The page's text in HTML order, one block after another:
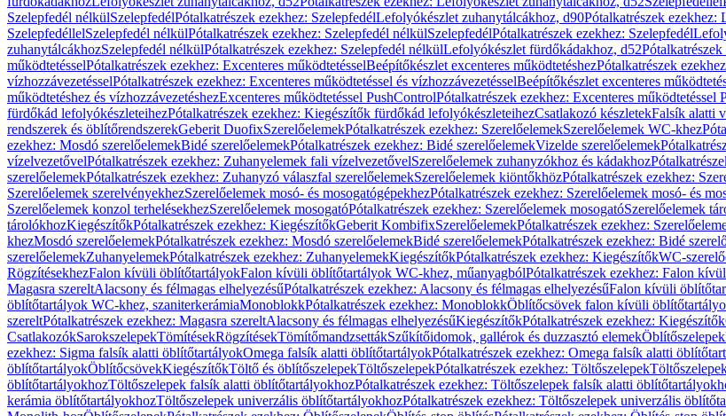
Szelepfedél nélkülSzelepfedélPótalkatrészek ezekhez: SzelepfedélLefolyókészlet zuhanytálcákhoz, d90Pótalkatrészek
SzelepfedéllelSzelepfedél nélkülPótalkatrészek ezekhez: Szelepfedél nélkülSzelepfedélPótalkatrészek ezekhez: Szelepfedél
zuhanytálcákhozSzelepfedél nélkülPótalkatrészek ezekhez: Szelepfedél nélkülLefolyókészlet fürdőkádakhoz, d52
működtetésselPótalkatrészek ezekhez: Excenteres működtetésselBeépítőkészlet excenteres működtetéshezPótalkatrészek
vízhozzávezetésselPótalkatrészek ezekhez: Excenteres működtetéssel és vízhozzávezetésselBeépítőkészlet excenteres
működtetéshez és vízhozzávezetéshezExcenteres működtetéssel PushControlPótalkatrészek ezekhez: Excenteres működtetéssel
fürdőkád lefolyókészleteihezPótalkatrészek ezekhez: Kiegészítők fürdőkád lefolyókészleteihezCsatlakozó készletekFalsík alatti
rendszerek és öblítőrendszerekGeberit DuofixSzerelőelemekPótalkatrészek ezekhez: SzerelőelemekSzerelőelemek WC-khez
ezekhez: Mosdó szerelőelemekBidé szerelőelemekPótalkatrészek ezekhez: Bidé szerelőelemekVizelde szerelőelemek
vízelvezetővelPótalkatrészek ezekhez: Zuhanyelemek fali vízelvezetővelSzerelőelemek zuhanyzókhoz és kádakhoz
szerelőelemekPótalkatrészek ezekhez: Zuhanyzó válaszfal szerelőelemekSzerelőelemek kiöntőkhözPótalkatrészek ezekhez:
Szerelőelemek szerelvényekhezSzerelőelemek mosó- és mosogatógépekhezPótalkatrészek ezekhez: Szerelőelemek mosó- és
Szerelőelemek konzol terhelésekhezSzerelőelemek mosogatóPótalkatrészek ezekhez: Szerelőelemek mosogatóSzerelőelemek
tárolókhozKiegészítőkPótalkatrészek ezekhez: KiegészítőkGeberit KombifixSzerelőelemekPótalkatrészek ezekhez:
khezMosdó szerelőelemekPótalkatrészek ezekhez: Mosdó szerelőelemekBidé szerelőelemekPótalkatrészek ezekhez: Bidé
szerelőelemekZuhanyelemekPótalkatrészek ezekhez: ZuhanyelemekKiegészítőkPótalkatrészek ezekhez: KiegészítőkWC-
RögzítésekhezFalon kívüli öblítőtartályokFalon kívüli öblítőtartályok WC-khez, műanyagbólPótalkatrészek ezekhez: Falon
Magasra szereltAlacsony és félmagas elhelyezésűPótalkatrészek ezekhez: Alacsony és félmagas elhelyezésűFalon kívüli
öblítőtartályok WC-khez, szaniterkerámiaMonoblokkPótalkatrészek ezekhez: MonoblokkÖblítőcsövek falon kívüli
szereltPótalkatrészek ezekhez: Magasra szereltAlacsony és félmagas elhelyezésűKiegészítőkPótalkatrészek ezekhez: Kiegészítők
CsatlakozókSarokszelepekTömítésekRögzítésekTömítőmandzsettákSzűkítőidomok, gallérok és duzzasztó elemekÖblítőszelepek
ezekhez: Sigma falsík alatti öblítőtartályokOmega falsík alatti öblítőtartályokPótalkatrészek ezekhez: Omega falsík alatti
öblítőtartályokÖblítőcsövekKiegészítőkTöltő és öblítőszelepekTöltőszelepekPótalkatrészek ezekhez: Töltőszelepek
öblítőtartályokhozTöltőszelepek falsík alatti öblítőtartályokhozPótalkatrészek ezekhez: Töltőszelepek falsík alatti
kerámia öblítőtartályokhozTöltőszelepek univerzális öblítőtartályokhozPótalkatrészek ezekhez: Töltőszelepek univerzális